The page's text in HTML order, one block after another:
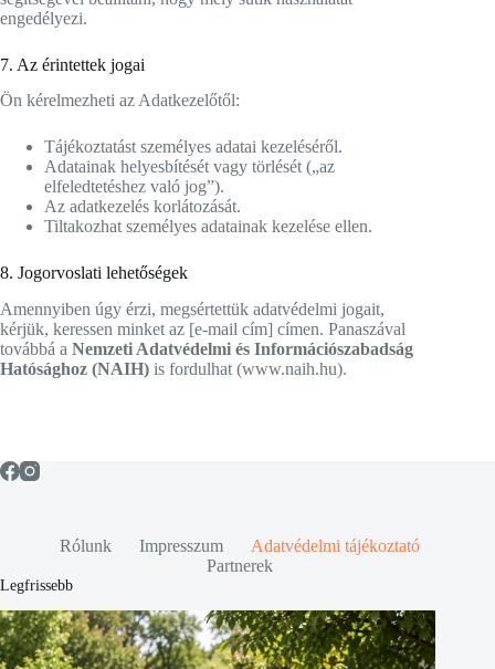
engedélyezi.
7. Az érintettek jogai
Ön kérelmezheti az Adatkezelőtől:
Tájékoztatást személyes adatai kezeléséről.
Adatainak helyesbítését vagy törlését („az
elfeledtetéshez való jog”).
Az adatkezelés korlátozását.
Tiltakozhat személyes adatainak kezelése ellen.
8. Jogorvoslati lehetőségek
Amennyiben úgy érzi, megsértettük adatvédelmi jogait,
kérjük, keressen minket az [e-mail cím] címen. Panaszával
továbbá a Nemzeti Adatvédelmi és Információszabadság
Hatósághoz (NAIH) is fordulhat (www.naih.hu).
Rólunk Impresszum
Adatvédelmi tájékoztató
Partnerek
Legfrissebb